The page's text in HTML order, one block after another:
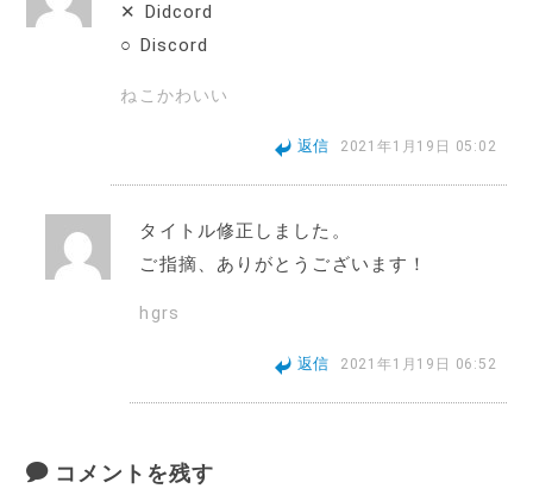
✕ Didcord
○ Discord
ねこかわいい
返信 2021年1月19日 05:02
タイトル修正しました。
ご指摘、ありがとうございます！
hgrs
返信 2021年1月19日 06:52
コメントを残す